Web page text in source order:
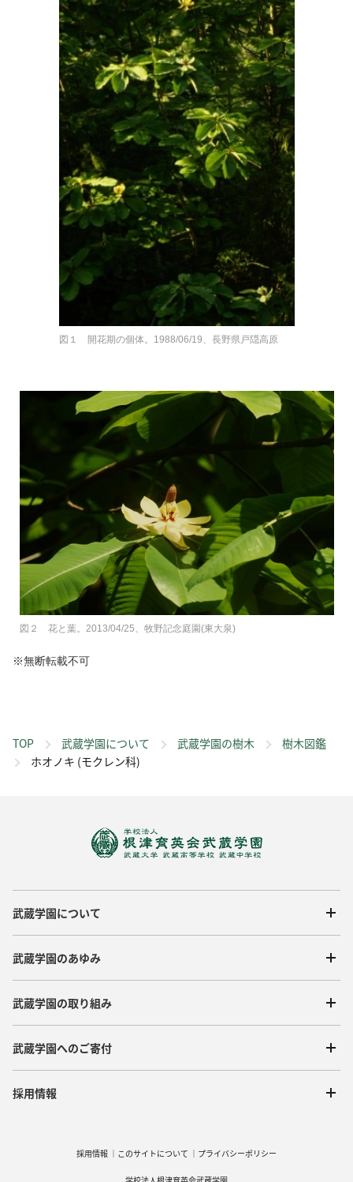
TOP 武蔵学園について 武蔵学園の樹木
樹木図鑑
ホオノキ (モクレン科)
図１ 開花期の個体。1988/06/19、長野県戸隠高原
図２ 花と葉。2013/04/25、牧野記念庭園(東大泉)
※無断転載不可
武蔵学園について
武蔵学園のあゆみ
武蔵学園の取り組み
武蔵学園へのご寄付
採用情報
採用情報 このサイトについて プライバシーポリシー